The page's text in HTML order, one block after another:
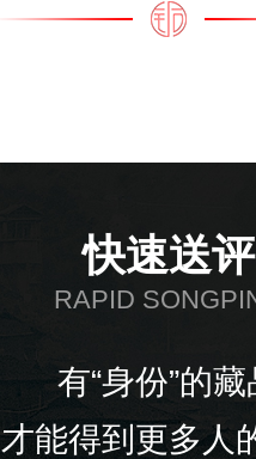
快速送评
RAPID
有“身份”的藏
才能得到更多人